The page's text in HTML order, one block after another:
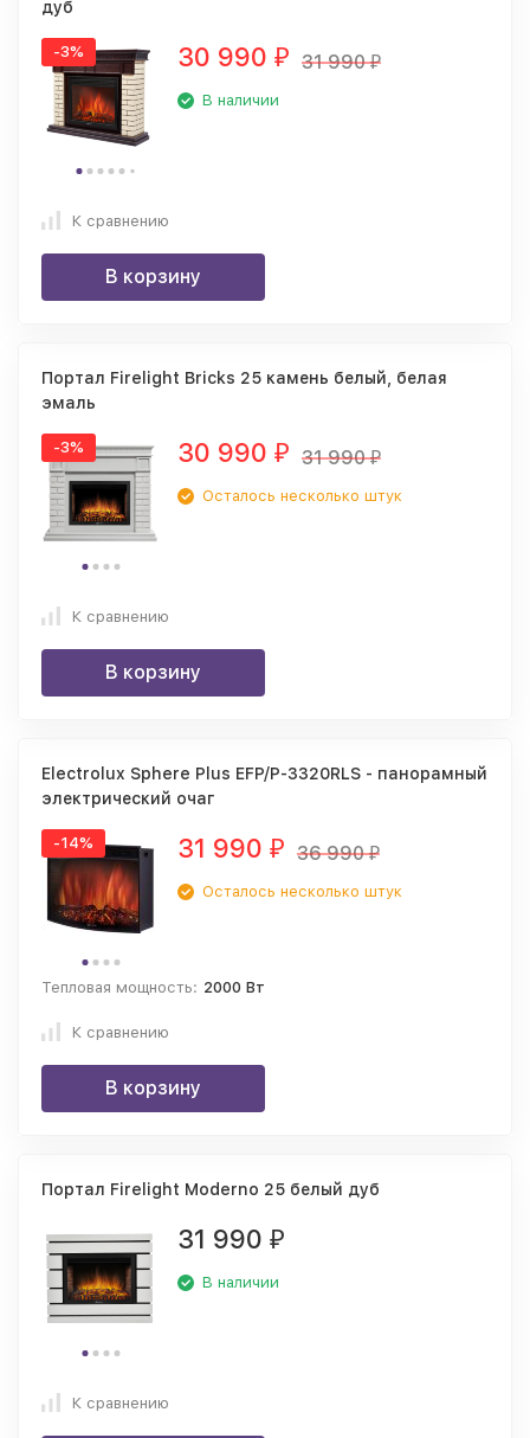
дуб
-3% 30 990 ₽ 31 990 ₽
В наличии
К сравнению
В корзину
Портал Firelight Bricks 25 камень белый, белая
эмаль
-3% 30 990 ₽ 31 990 ₽
Осталось несколько штук
К сравнению
В корзину
Electrolux Sphere Plus EFP/P-3320RLS - панорамный
электрический очаг
-14% 31 990 ₽ 36 990 ₽
Осталось несколько штук
Тепловая мощность: 2000 Вт
К сравнению
В корзину
Портал Firelight Moderno 25 белый дуб
31 990 ₽
В наличии
К сравнению